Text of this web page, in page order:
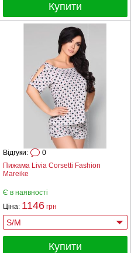
Купити
Пижама Livia Corsetti Fashion
Mareike
Відгуки: 0
Є в наявності
Ціна: 1146 грн
Купити